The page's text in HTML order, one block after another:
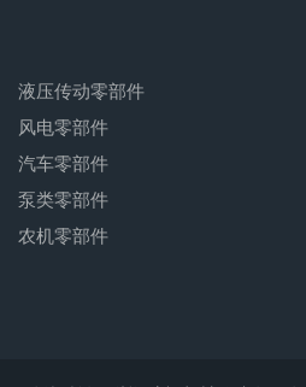
液压传动零部件
风电零部件
汽车零部件
泵类零部件
农机零部件